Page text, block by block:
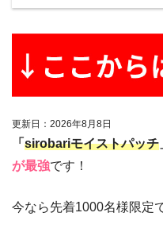
更新日： 2026年8月 8日
「 sirobariモイストパッチ
が最強です！
今なら先着1000名様限定